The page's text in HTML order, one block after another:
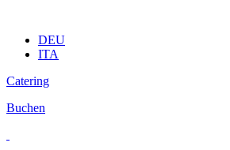
DEU
ITA
Catering
Buchen